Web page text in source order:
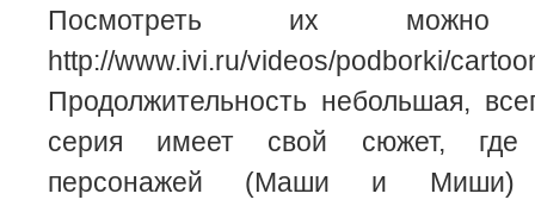
Посмотреть их
http://www.ivi.ru/videos/podborki/
Продолжительность небольшая,
серия имеет свой сюжет, где
персонажей (Маши и Миши)